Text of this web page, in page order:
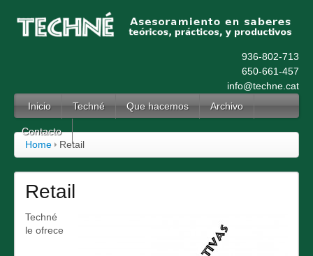
936-802-713
650-661-457
info@techne.cat
Inicio
Techné Que hacemos Archivo
Contacto
Home
Retail
Retail
Techné
le ofrece